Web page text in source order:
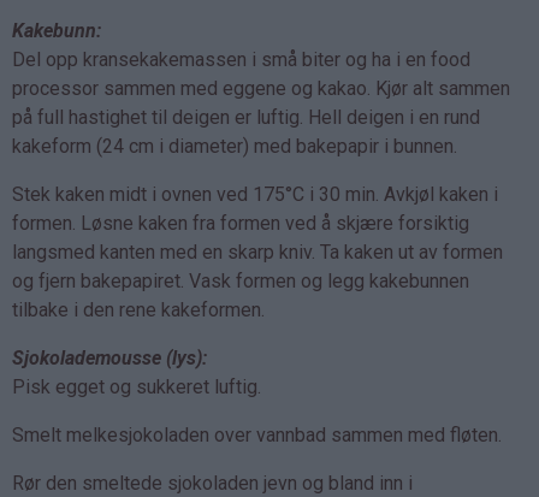
Kakebunn:
Del opp kransekakemassen i små biter og ha i en food
processor sammen med eggene og kakao. Kjør alt sammen
på full hastighet til deigen er luftig. Hell deigen i en rund
kakeform (24 cm i diameter) med bakepapir i bunnen.
Stek kaken midt i ovnen ved 175°C i 30 min. Avkjøl kaken i
formen. Løsne kaken fra formen ved å skjære forsiktig
langsmed kanten med en skarp kniv. Ta kaken ut av formen
og fjern bakepapiret. Vask formen og legg kakebunnen
tilbake i den rene kakeformen.
Sjokolademousse (lys):
Pisk egget og sukkeret luftig.
Smelt melkesjokoladen over vannbad sammen med fløten.
Rør den smeltede sjokoladen jevn og bland inn i